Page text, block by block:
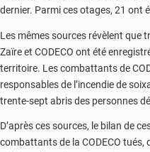
dernier. Parmi ces otages, 21 ont
Les mêmes sources révèlent que
Zaïre et CODECO ont été
territoire. Les combattants de
responsables de l’incendie de
trente-sept abris des personnes
D’après ces sources, le bilan de
combattants de la CODECO tués,